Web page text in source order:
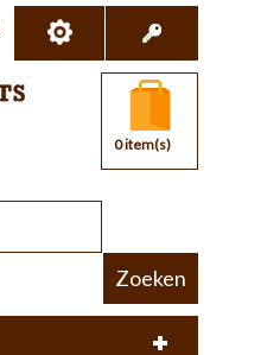
0 item(s)
Zoeken